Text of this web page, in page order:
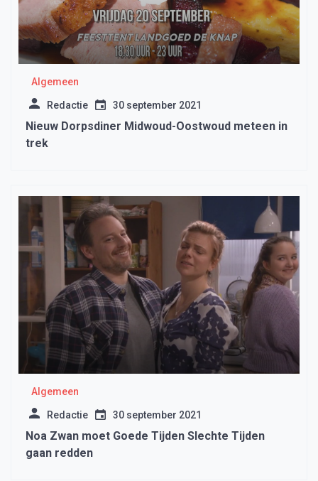
Algemeen
Redactie 30 september 2021
Nieuw Dorpsdiner Midwoud-Oostwoud meteen in
trek
Algemeen
Redactie 30 september 2021
Noa Zwan moet Goede Tijden Slechte Tijden
gaan redden